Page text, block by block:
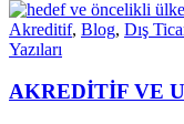
Akreditif, Blog, Dış
Yazıları
AKREDİTİF VE